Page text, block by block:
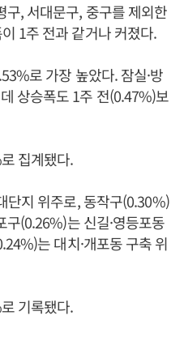
, 서대문구, 중구를 제외한
1주 전과 같거나 커졌다.
로 가장 높았다. 잠실·방
상승폭도 1주 전(0.47%)보
집계됐다.
단지 위주로, 동작구(0.30%)
구(0.26%)는 신길·영등포동
는 대치·개포동 구축 위
기록됐다.